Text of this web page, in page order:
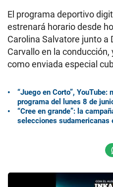
El programa deportivo
estrenará horario desde
Carolina Salvatore junto a
Carvallo en la
como enviada especial
“Juego en Corto”,
programa del lunes 8 de
“Cree en grande”: la
selecciones sudamericanas